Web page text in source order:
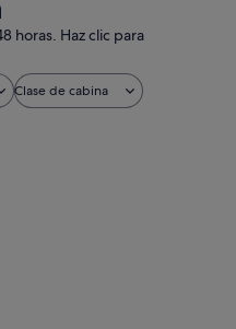
horas. Haz clic para
Clase de cabina